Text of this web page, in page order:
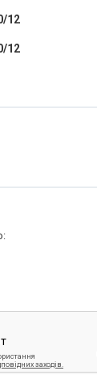
12
12